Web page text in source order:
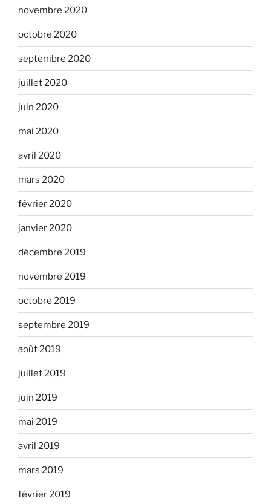
novembre 2020
octobre 2020
septembre 2020
juillet 2020
juin 2020
mai 2020
avril 2020
mars 2020
février 2020
janvier 2020
décembre 2019
novembre 2019
octobre 2019
septembre 2019
août 2019
juillet 2019
juin 2019
mai 2019
avril 2019
mars 2019
février 2019